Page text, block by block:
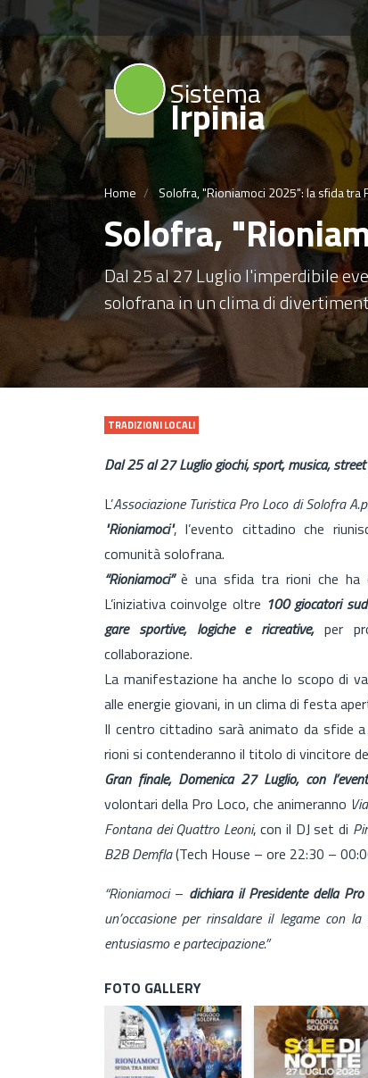
Sistema
Irpinia
Home Solofra, "Rioniamoci 2025": la sfida tra
Solofra,
Dal 25 al 27 Luglio l'imperdibile
solofrana in un clima di
TRADIZIONI LOCALI
Dal 25 al 27 Luglio giochi, sport, musica,
L’Associazione Turistica Pro Loco di Solofra
"Rioniamoci", l’evento cittadino che
comunità solofrana.
“Rioniamoci”è una sfida tra rioni che ha
L’iniziativa coinvolge oltre 100 giocatori
gare sportive, logiche e ricreative,per
collaborazione.
La manifestazione ha anche lo scopo di
alle energie giovani, in un clima di festa
Il centro cittadino sarà animato da sfide
rioni si contenderanno il titolo di vincitore
Gran finale, Domenica 27 Luglio, con
volontari della Pro Loco, che animeranno
Fontana dei Quattro Leoni, con il DJ set di
B2B Demfla(Tech House – ore 22:30 –
“Rioniamoci – dichiara il Presidente della
un’occasione per rinsaldare il legame con
entusiasmo e partecipazione.”
FOTO GALLERY